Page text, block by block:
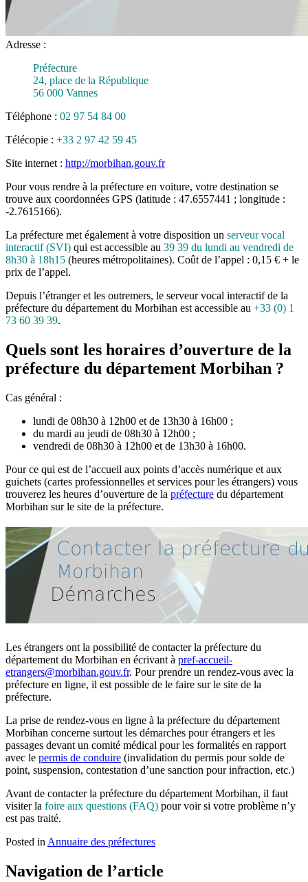
Adresse :
Préfecture
24, place de la République
56 000 Vannes
Téléphone : 02 97 54 84 00
Télécopie : +33 2 97 42 59 45
Site internet : http://morbihan.gouv.fr
Pour vous rendre à la préfecture en voiture, votre destination se
trouve aux coordonnées GPS (latitude : 47.6557441 ; longitude :
-2.7615166).
La préfecture met également à votre disposition un serveur vocal
interactif (SVI) qui est accessible au 39 39 du lundi au vendredi de
8h30 à 18h15 (heures métropolitaines). Coût de l’appel : 0,15 € + le
prix de l’appel.
Depuis l’étranger et les outremers, le serveur vocal interactif de la
préfecture du département du Morbihan est accessible au +33 (0) 1
73 60 39 39.
Quels sont les horaires d’ouverture de la
préfecture du département Morbihan ?
Cas général :
lundi de 08h30 à 12h00 et de 13h30 à 16h00 ;
du mardi au jeudi de 08h30 à 12h00 ;
vendredi de 08h30 à 12h00 et de 13h30 à 16h00.
Pour ce qui est de l’accueil aux points d’accès numérique et aux
guichets (cartes professionnelles et services pour les étrangers) vous
trouverez les heures d’ouverture de la préfecture du département
Morbihan sur le site de la préfecture.
Les étrangers ont la possibilité de contacter la préfecture du
département du Morbihan en écrivant à pref-accueil-
etrangers@morbihan.gouv.fr. Pour prendre un rendez-vous avec la
préfecture en ligne, il est possible de le faire sur le site de la
préfecture.
La prise de rendez-vous en ligne à la préfecture du département
Morbihan concerne surtout les démarches pour étrangers et les
passages devant un comité médical pour les formalités en rapport
avec le permis de conduire (invalidation du permis pour solde de
point, suspension, contestation d’une sanction pour infraction, etc.)
Avant de contacter la préfecture du département Morbihan, il faut
visiter la foire aux questions (FAQ) pour voir si votre problème n’y
est pas traité.
Posted in Annuaire des préfectures
Navigation de l’article